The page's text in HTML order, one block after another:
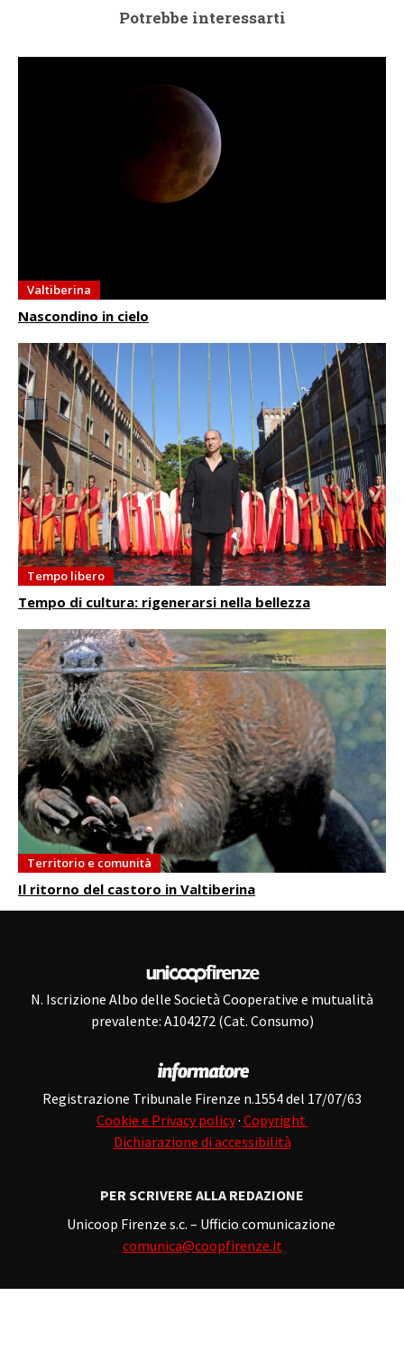
Potrebbe interessarti
Valtiberina
Nascondino in cielo
Tempo libero
Tempo di cultura: rigenerarsi nella bellezza
Territorio e comunità
Il ritorno del castoro in Valtiberina
N. Iscrizione Albo delle Società Cooperative e mutualità
prevalente: A104272 (Cat. Consumo)
Registrazione Tribunale Firenze n.1554 del 17/07/63
Cookie e Privacy policy· Copyright
Dichiarazione di accessibilità
PER SCRIVERE ALLA REDAZIONE
Unicoop Firenze s.c. – Ufficio comunicazione
comunica@coopfirenze.it